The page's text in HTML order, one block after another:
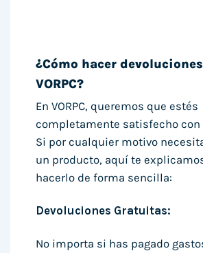
¿Cómo hacer
VORPC?
En VORPC, queremos que estés
completamente satisfecho con
Si por cualquier motivo
un producto, aquí te
hacerlo de forma sencilla:
Devoluciones Gratuitas:
No importa si has pagado